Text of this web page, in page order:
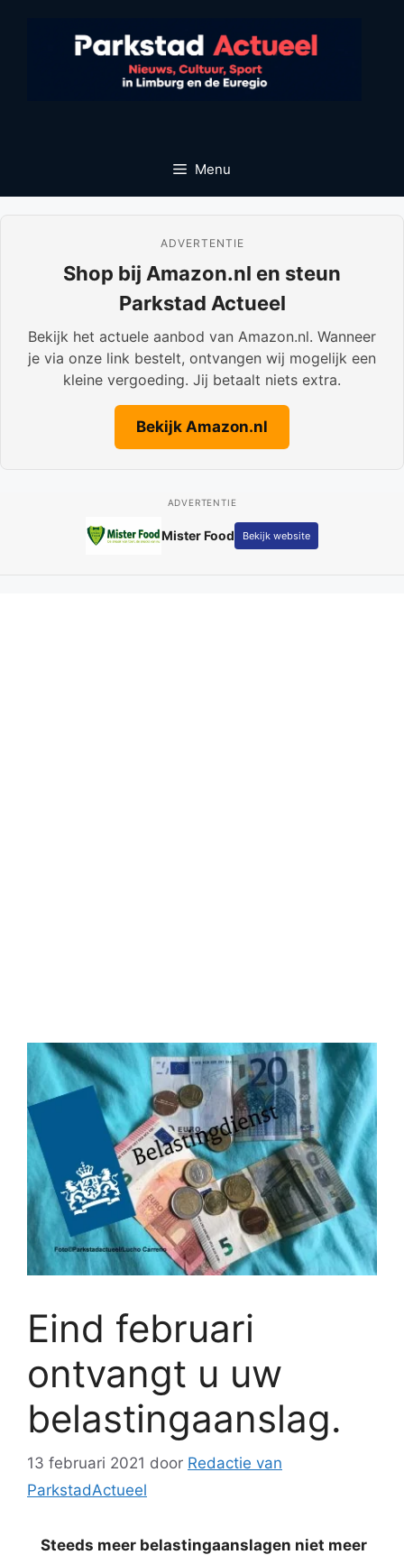
Menu
ADVERTENTIE
Shop bij Amazon.nl en steun
Parkstad Actueel
Bekijk het actuele aanbod van Amazon.nl. Wanneer
je via onze link bestelt, ontvangen wij mogelijk een
kleine vergoeding. Jij betaalt niets extra.
Bekijk Amazon.nl
ADVERTENTIE
Mister Food Bekijk website
Eind februari
ontvangt u uw
belastingaanslag.
13 februari 2021 door Redactie van
ParkstadActueel
Steeds meer belastingaanslagen niet meer